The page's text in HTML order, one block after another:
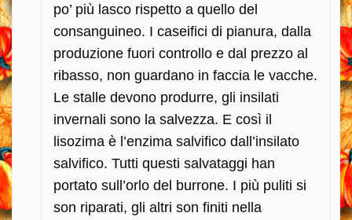
po’ più lasco rispetto a quello del
consanguineo. I caseifici di pianura, dalla
produzione fuori controllo e dal prezzo al
ribasso, non guardano in faccia le vacche.
Le stalle devono produrre, gli insilati
invernali sono la salvezza. E così il
lisozima è l’enzima salvifico dall’insilato
salvifico. Tutti questi salvataggi han
portato sull’orlo del burrone. I più puliti si
son riparati, gli altri son finiti nella